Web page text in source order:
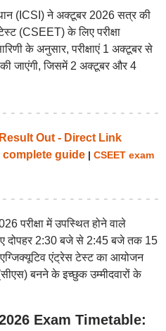
(ICSI) ने अक्टूबर 2026 सत्र की
(CSEET) के लिए परीक्षा
के अनुसार, परीक्षाएं 1 अक्टूबर से
जाएंगी, जिसमें 2 अक्टूबर और 4
Out - Direct Link
complete guide| CSEET exam
परीक्षा में उपस्थित होने वाले
दोपहर 2:30 बजे से 2:45 बजे तक 15
एंट्रेस टेस्ट का आयोजन
बनने के इच्छुक उम्मीदवारों के
Exam Timetable: